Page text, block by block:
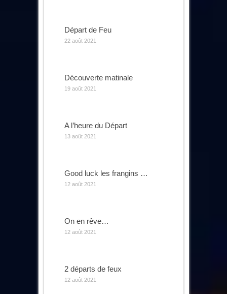
Départ de Feu
22 août 2021
Découverte matinale
19 août 2021
A l’heure du Départ
13 août 2021
Good luck les frangins …
12 août 2021
On en rêve…
12 août 2021
2 départs de feux
12 août 2021